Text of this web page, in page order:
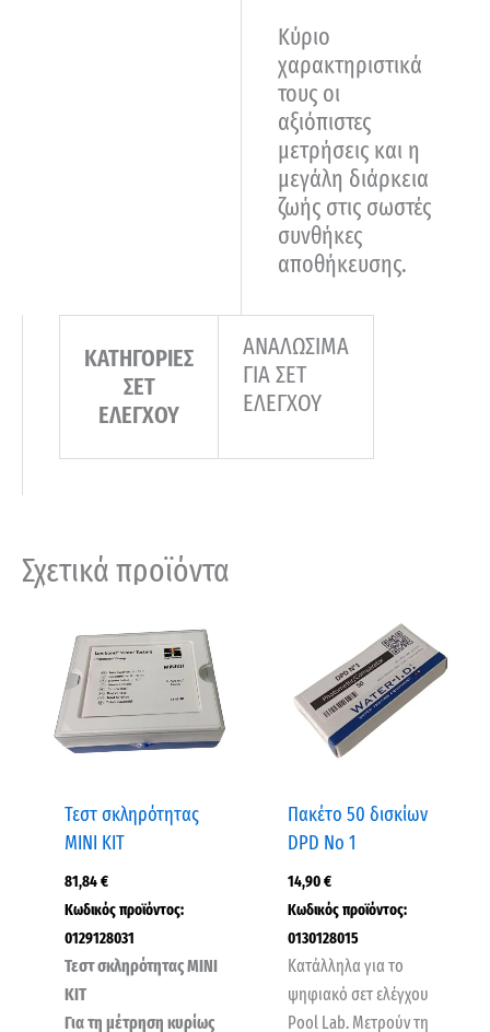
Κύριο
χαρακτηριστικά
τους οι
αξιόπιστες
μετρήσεις και η
μεγάλη διάρκεια
ζωής στις σωστές
συνθήκες
αποθήκευσης.
ΚΑΤΗΓΟΡΙΕΣ
ΣΕΤ
ΕΛΕΓΧΟΥ
ΑΝΑΛΩΣΙΜΑ
ΓΙΑ ΣΕΤ
ΕΛΕΓΧΟΥ
Σχετικά προϊόντα
Τεστ σκληρότητας
MINI KIT
81,84€
Κωδικός προϊόντος:
0129128031
Τεστ σκληρότητας ΜΙΝΙ
ΚΙΤ
Για τη μέτρηση κυρίως
Πακέτο 50 δισκίων
DPD No 1
14,90€
Κωδικός προϊόντος:
0130128015
Κατάλληλα για το
ψηφιακό σετ ελέγχου
Pool Lab. Μετρούν τη